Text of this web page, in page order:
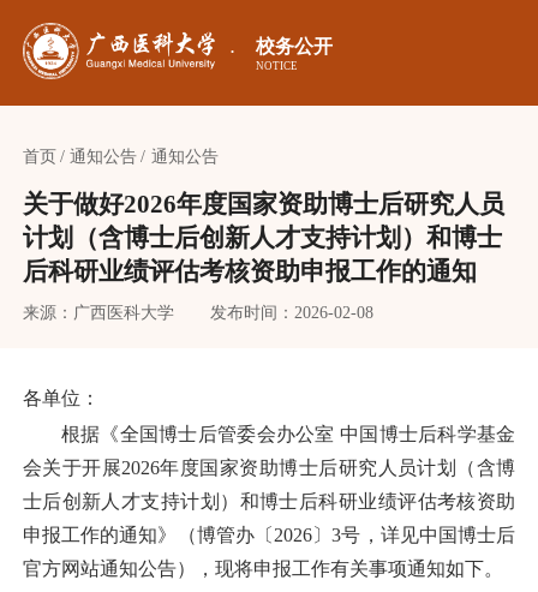
· 校务公开
NOTICE
首页 通知公告 通知公告
关于做好2026年度国家资助博士后研究人员
计划（含博士后创新人才支持计划）和博士
后科研业绩评估考核资助申报工作的通知
来源：广西医科大学 发布时间：2026-02-08
各单位 ：
根据《全国博士后管委会办公室 中国博士后科学基金
会关于开展2026年度国家资助博士后研究人员计划（含博
士后创新人才支持计划）和博士后科研业绩评估考核资助
申报工作的通知》（博管办〔2026〕3号 ， 详见中国博士后
官方网站通知公告），现将申报工作有关事项通知如下。